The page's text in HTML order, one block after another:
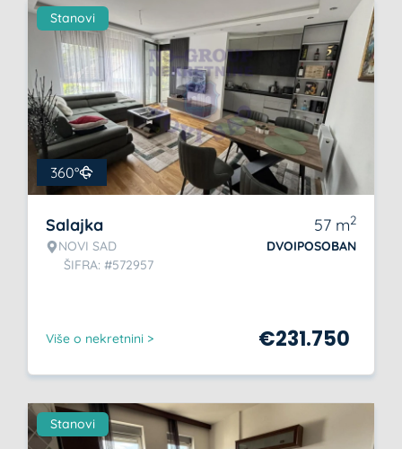
Stanovi
360°
Salajka
NOVI SAD
ŠIFRA: #572957
57 m2
DVOIPOSOBAN
Više o nekretnini > €231.750
Stanovi